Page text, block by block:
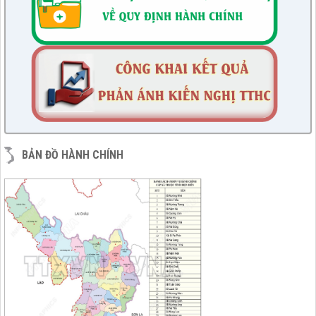
lượt xem: 2399 | lượt tải:396
75/TB-HĐND
Thông báo Kết quả phiên họp tháng 07/2023 của Thường
trực HĐND huyện, khóa XXI nhiệm kỳ 2021-2026
lượt xem: 1809 | lượt tải:212
76/KH-HĐND
Kế hoạch Học tập, trao đổi kinh nghiệm năm 2023 của HĐND
huyện khóa XXI, nhiệm kỳ 2021 - 2026 tại các huyện thuộc
các tỉnh phía Nam
lượt xem: 8002 | lượt tải:892
Kế hoạch giám sát việc thực hiện các quy định của pháp luật
về công tác thi hành án dân sự trên địa bàn huyện năm 2021,
2022
lượt xem: 2386 | lượt tải:633
7/QĐ-BPC
Quyết định thành lập đoàn giám sát việc thực hiện các quy
định của pháp luật về công tác thi hành án dân sự trên địa
bàn huyện năm 2021, 2022
lượt xem: 2595 | lượt tải:365
BẢN ĐỒ HÀNH CHÍNH